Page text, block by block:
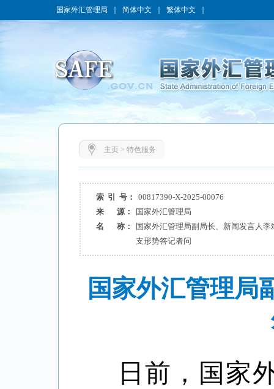
国家外汇管理局 简体中文 繁体中文
主页> 特色服务
索 引 号：
00817390-X-2025-00076
来 源：
国家外汇管理局
名 称：
国家外汇管理局副局长、新闻发言人
支形势答记者问
国家外汇管理局
日前，国家